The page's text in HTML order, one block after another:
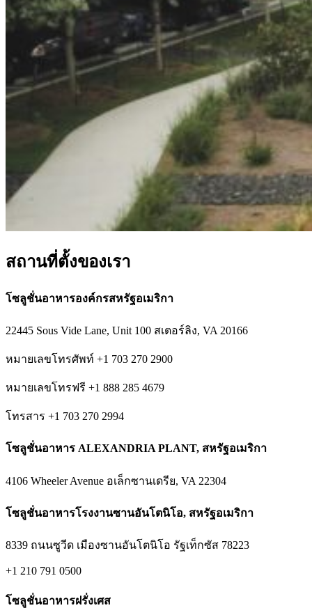
สถานที่ตั้งของเรา
โซลูชั่นอาหารองค์กรสหรัฐอเมริกา
22445 Sous Vide Lane, Unit 100 สเตอร์ลิง, VA 20166
หมายเลขโทรศัพท์ +1 703 270 2900
หมายเลขโทรฟรี +1 888 285 4679
โทรสาร +1 703 270 2994
โซลูชั่นอาหาร ALEXANDRIA PLANT, สหรัฐอเมริกา
4106 Wheeler Avenue อเล็กซานเดรีย, VA 22304
โซลูชั่นอาหารโรงงานซานอันโตนิโอ, สหรัฐอเมริกา
8339 ถนนซูวีด เมืองซานอันโตนิโอ รัฐเท็กซัส 78223
+1 210 791 0500
โซลูชั่นอาหารฝรั่งเศส